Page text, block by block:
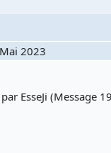
2023
EsseJi (Message